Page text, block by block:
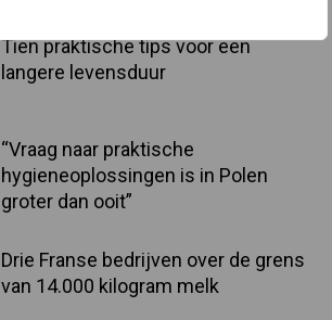
Tien praktische tips voor een
langere levensduur
“Vraag naar praktische
hygieneoplossingen is in Polen
groter dan ooit”
Drie Franse bedrijven over de grens
van 14.000 kilogram melk